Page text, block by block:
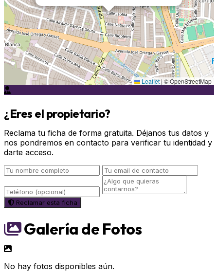
Leaflet|© OpenStreetMap
¿Eres el propietario?
Reclama tu ficha de forma gratuita. Déjanos tus datos y
nos pondremos en contacto para verificar tu identidad y
darte acceso.
Reclamar esta ficha
Galería de Fotos
No hay fotos disponibles aún.